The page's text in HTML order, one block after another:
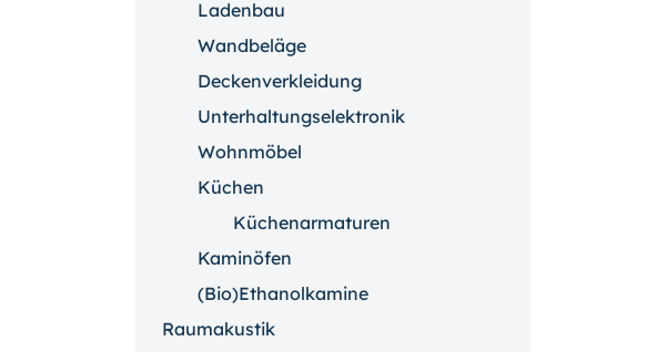
Ladenbau
Wandbeläge
Deckenverkleidung
Unterhaltungselektronik
Wohnmöbel
Küchen
Küchenarmaturen
Kaminöfen
(Bio)Ethanolkamine
Raumakustik